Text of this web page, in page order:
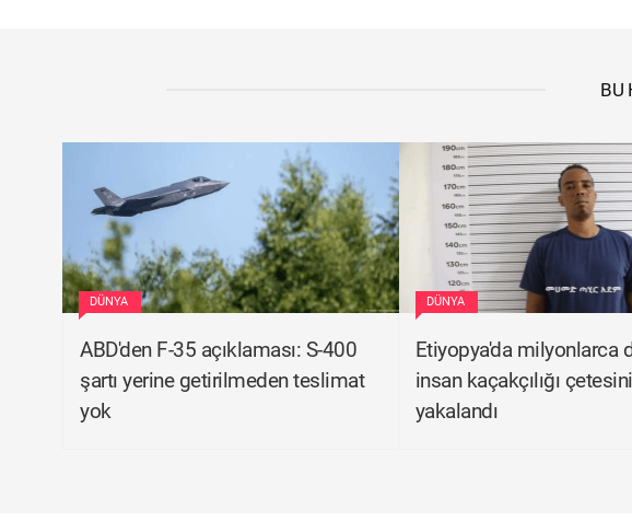
BU
DÜNYA
ABD'den F-35 açıklaması: S-400
şartı yerine getirilmeden teslimat
yok
DÜNYA
Etiyopya'da milyonlarca
insan kaçakçılığı
yakalandı